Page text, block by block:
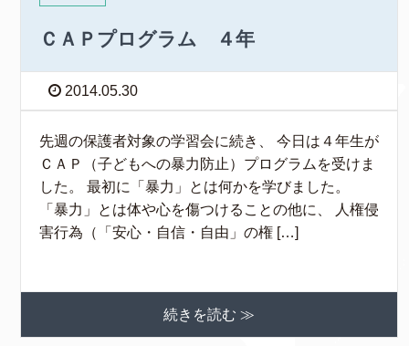
ＣＡＰプログラム ４年
2014.05.30
先週の保護者対象の学習会に続き、 今日は４年生が
ＣＡＰ（子どもへの暴力防止）プログラムを受けま
した。 最初に「暴力」とは何かを学びました。
「暴力」とは体や心を傷つけることの他に、 人権侵
害行為（「安心・自信・自由」の権 […]
続きを読む ≫